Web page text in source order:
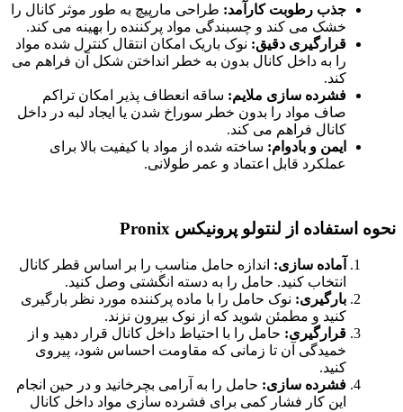
جذب رطوبت کارآمد: طراحی مارپیچ به طور موثر کانال را
خشک می کند و چسبندگی مواد پرکننده را بهینه می کند.
قرارگیری دقیق: نوک باریک امکان انتقال کنترل شده مواد
را به داخل کانال بدون به خطر انداختن شکل آن فراهم می
کند.
فشرده سازی ملایم: ساقه انعطاف پذیر امکان تراکم
صاف مواد را بدون خطر سوراخ شدن یا ایجاد لبه در داخل
کانال فراهم می کند.
ایمن و بادوام: ساخته شده از مواد با کیفیت بالا برای
عملکرد قابل اعتماد و عمر طولانی.
نحوه استفاده از لنتولو پرونیکس Pronix
آماده سازی: اندازه حامل مناسب را بر اساس قطر کانال
انتخاب کنید. حامل را به دسته انگشتی وصل کنید.
بارگیری: نوک حامل را با ماده پرکننده مورد نظر بارگیری
کنید و مطمئن شوید که از نوک بیرون نزند.
قرارگیری: حامل را با احتیاط داخل کانال قرار دهید و از
خمیدگی آن تا زمانی که مقاومت احساس شود، پیروی
کنید.
فشرده سازی: حامل را به آرامی بچرخانید و در حین انجام
این کار فشار کمی برای فشرده سازی مواد داخل کانال